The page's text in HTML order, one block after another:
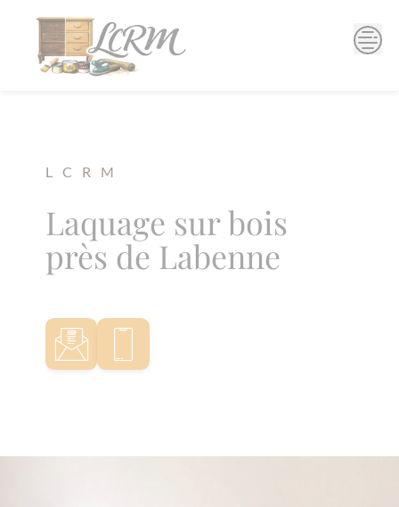
L C R M
Laquage sur bois
près de Labenne